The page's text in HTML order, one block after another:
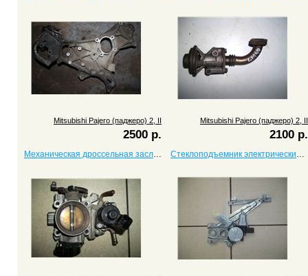
Mitsubishi Pajero (паджеро) 2, II
2500 р.
Mitsubishi Pajero (паджеро) 2, II
2100 р.
Механическая дроссельная заслонка (6G72) Pajero (паджеро) 2, II Стеклоподъемник электрический задний правый Outlander XL (II)